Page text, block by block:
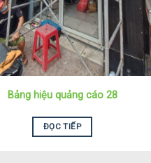
Bảng hiệu quảng cáo 28
ĐỌC TIẾP